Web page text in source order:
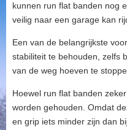
kunnen run flat banden nog
veilig naar een garage kan
Een van de belangrijkste
stabiliteit te behouden, zelfs
van de weg hoeven te
Hoewel run flat banden
worden gehouden. Omdat
en grip iets minder zijn dan